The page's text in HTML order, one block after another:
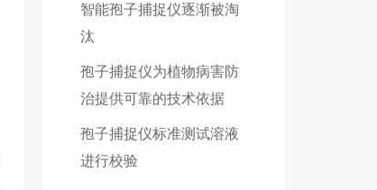
智能孢子捕捉仪逐渐被淘
汰
孢子捕捉仪为植物病害防
治提供可靠的技术依据
孢子捕捉仪标准测试溶液
进行校验